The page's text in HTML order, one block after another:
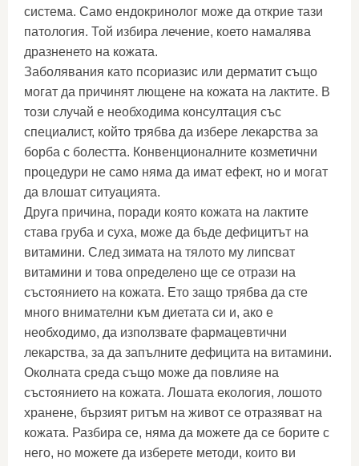
система. Само ендокринолог може да открие тази
патология. Той избира лечение, което намалява
дразненето на кожата.
Заболявания като псориазис или дерматит също
могат да причинят лющене на кожата на лактите. В
този случай е необходима консултация със
специалист, който трябва да избере лекарства за
борба с болестта. Конвенционалните козметични
процедури не само няма да имат ефект, но и могат
да влошат ситуацията.
Друга причина, поради която кожата на лактите
става груба и суха, може да бъде дефицитът на
витамини. След зимата на тялото му липсват
витамини и това определено ще се отрази на
състоянието на кожата. Ето защо трябва да сте
много внимателни към диетата си и, ако е
необходимо, да използвате фармацевтични
лекарства, за да запълните дефицита на витамини.
Околната среда също може да повлияе на
състоянието на кожата. Лошата екология, лошото
хранене, бързият ритъм на живот се отразяват на
кожата. Разбира се, няма да можете да се борите с
него, но можете да изберете методи, които ви